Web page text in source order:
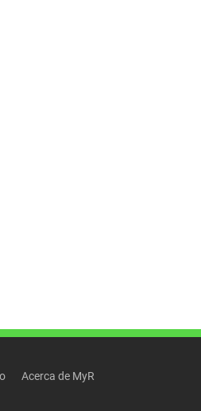
Acerca de MyR